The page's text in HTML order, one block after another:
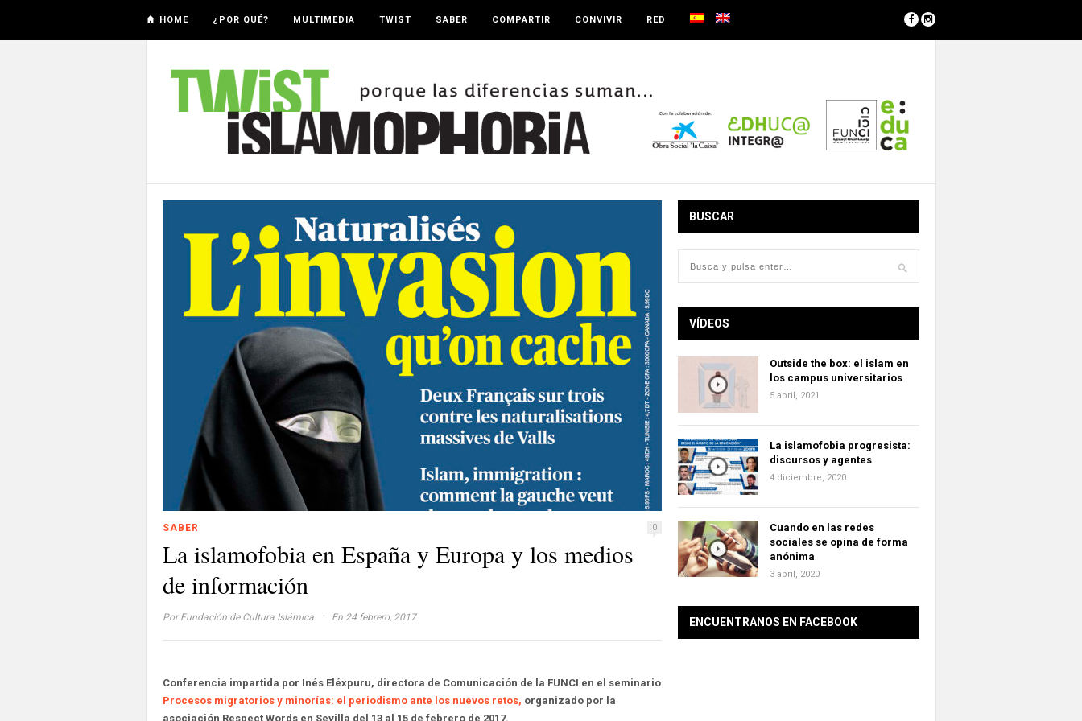
HOME ¿POR QUÉ? MULTIMEDIA TWIST SABER COMPARTIR CONVIVIR RED
SABER 0
La islamofobia en España y Europa y los medios
de información
Por Fundación de Cultura Islámica · En 24 febrero, 2017
Conferencia impartida por Inés Eléxpuru, directora de Comunicación de la FUNCI en el seminario
Procesos migratorios y minorías: el periodismo ante los nuevos retos, organizado por la
asociación Respect Words en Sevilla del 13 al 15 de febrero de 2017.
BUSCAR
VÍDEOS
Outside the box: el islam en
los campus universitarios
5 abril, 2021
La islamofobia progresista:
discursos y agentes
4 diciembre, 2020
Cuando en las redes
sociales se opina de forma
anónima
3 abril, 2020
ENCUENTRANOS EN FACEBOOK